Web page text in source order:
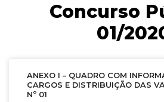
Concurso
01/
ANEXO I – QUADRO COM
CARGOS E DISTRIBUIÇÃO DAS
Nº 01